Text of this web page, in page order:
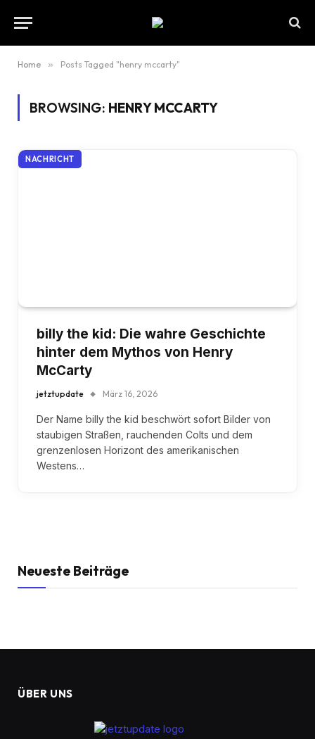
Home » Posts Tagged "henry mccarty"
BROWSING: HENRY MCCARTY
NACHRICHT
billy the kid: Die wahre Geschichte
hinter dem Mythos von Henry
McCarty
jetztupdate März 16, 2026
Der Name billy the kid beschwört sofort Bilder von
staubigen Straßen, rauchenden Colts und dem
grenzenlosen Horizont des amerikanischen
Westens…
Neueste Beiträge
ÜBER UNS